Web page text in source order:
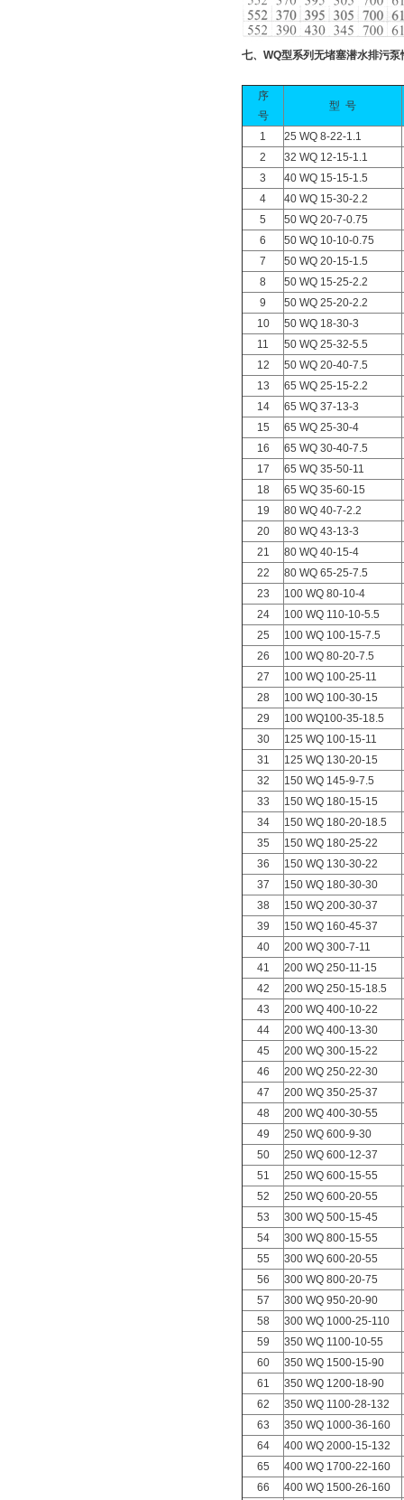
七、WQ型系列无堵塞潜水排污泵
序
号
型 号
1
25 WQ 8-22-1.1
2
32 WQ 12-15-1.1
3
40 WQ 15-15-1.5
4
40 WQ 15-30-2.2
5
50 WQ 20-7-0.75
6
50 WQ 10-10-0.75
7
50 WQ 20-15-1.5
8
50 WQ 15-25-2.2
9
50 WQ 25-20-2.2
10
50 WQ 18-30-3
11
50 WQ 25-32-5.5
12
50 WQ 20-40-7.5
13
65 WQ 25-15-2.2
14
65 WQ 37-13-3
15
65 WQ 25-30-4
16
65 WQ 30-40-7.5
17
65 WQ 35-50-11
18
65 WQ 35-60-15
19
80 WQ 40-7-2.2
20
80 WQ 43-13-3
21
80 WQ 40-15-4
22
80 WQ 65-25-7.5
23
100 WQ 80-10-4
24
100 WQ 110-10-5.5
25
100 WQ 100-15-7.5
26
100 WQ 80-20-7.5
27
100 WQ 100-25-11
28
100 WQ 100-30-15
29
100 WQ100-35-18.5
30
125 WQ 100-15-11
31
125 WQ 130-20-15
32
150 WQ 145-9-7.5
33
150 WQ 180-15-15
34
150 WQ 180-20-18.5
35
150 WQ 180-25-22
36
150 WQ 130-30-22
37
150 WQ 180-30-30
38
150 WQ 200-30-37
39
150 WQ 160-45-37
40
200 WQ 300-7-11
41
200 WQ 250-11-15
42
200 WQ 250-15-18.5
43
200 WQ 400-10-22
44
200 WQ 400-13-30
45
200 WQ 300-15-22
46
200 WQ 250-22-30
47
200 WQ 350-25-37
48
200 WQ 400-30-55
49
250 WQ 600-9-30
50
250 WQ 600-12-37
51
250 WQ 600-15-55
52
250 WQ 600-20-55
53
300 WQ 500-15-45
54
300 WQ 800-15-55
55
300 WQ 600-20-55
56
300 WQ 800-20-75
57
300 WQ 950-20-90
58
300 WQ 1000-25-110
59
350 WQ 1100-10-55
60
350 WQ 1500-15-90
61
350 WQ 1200-18-90
62
350 WQ 1100-28-132
63
350 WQ 1000-36-160
64
400 WQ 2000-15-132
65
400 WQ 1700-22-160
66
400 WQ 1500-26-160